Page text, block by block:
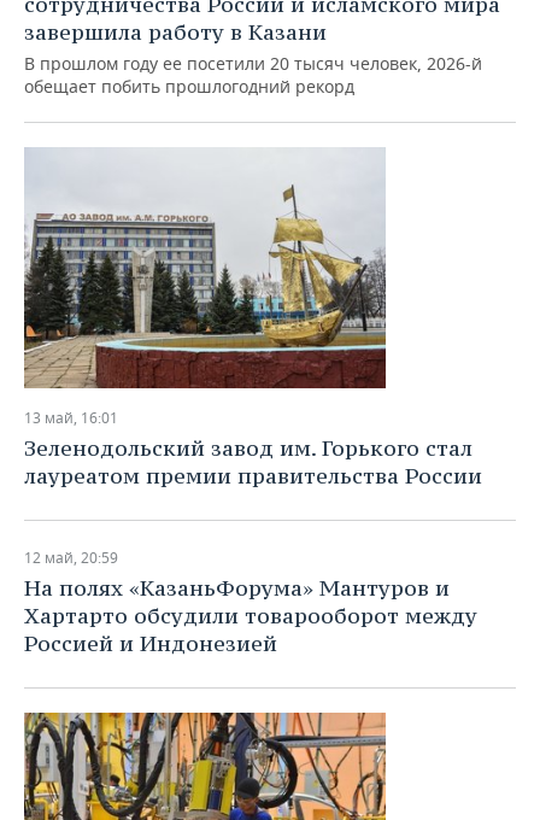
завершила работу в Казани
В прошлом году ее посетили 20 тысяч человек, 2026-й
обещает побить прошлогодний рекорд
13 май, 16:01
Зеленодольский завод им. Горького стал
лауреатом премии правительства России
12 май, 20:59
На полях «КазаньФорума» Мантуров и
Хартарто обсудили товарооборот между
Россией и Индонезией